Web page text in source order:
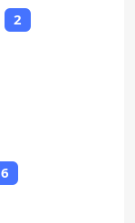
2
6